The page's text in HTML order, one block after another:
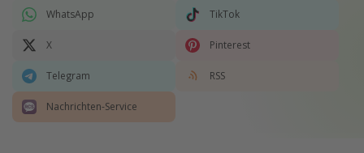
WhatsApp TikTok
X Pinterest
Telegram RSS
Nachrichten-Service